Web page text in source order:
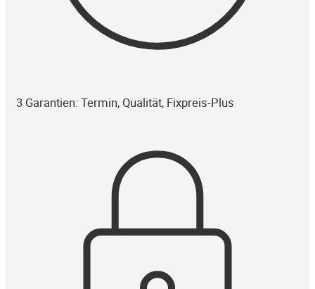
3 Garantien: Termin, Qualität, Fixpreis-Plus